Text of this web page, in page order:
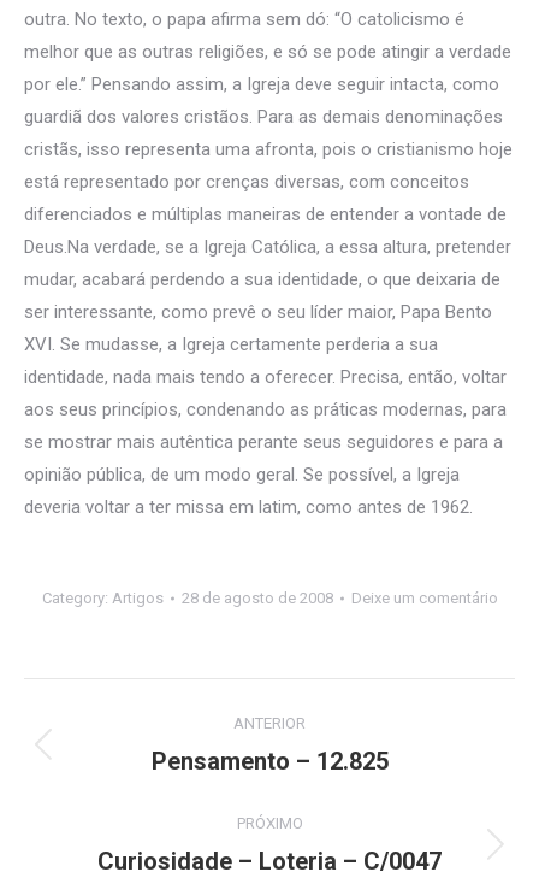
outra. No texto, o papa afirma sem dó: “O catolicismo é
melhor que as outras religiões, e só se pode atingir a verdade
por ele.” Pensando assim, a Igreja deve seguir intacta, como
guardiã dos valores cristãos. Para as demais denominações
cristãs, isso representa uma afronta, pois o cristianismo hoje
está representado por crenças diversas, com conceitos
diferenciados e múltiplas maneiras de entender a vontade de
Deus.Na verdade, se a Igreja Católica, a essa altura, pretender
mudar, acabará perdendo a sua identidade, o que deixaria de
ser interessante, como prevê o seu líder maior, Papa Bento
XVI. Se mudasse, a Igreja certamente perderia a sua
identidade, nada mais tendo a oferecer. Precisa, então, voltar
aos seus princípios, condenando as práticas modernas, para
se mostrar mais autêntica perante seus seguidores e para a
opinião pública, de um modo geral. Se possível, a Igreja
deveria voltar a ter missa em latim, como antes de 1962.
Category: Artigos 28 de agosto de 2008 Deixe um comentário
de
ANTERIOR
Post
Pensamento – 12.825
PRÓXIMO
Próximo
Curiosidade – Loteria – C/0047